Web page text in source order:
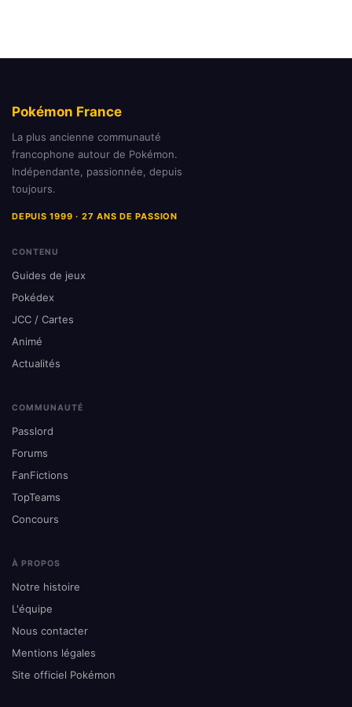
Pokémon France
La plus ancienne communauté
francophone autour de Pokémon.
Indépendante, passionnée, depuis
toujours.
DEPUIS 1999 · 27 ANS DE PASSION
CONTENU
Guides de jeux
Pokédex
JCC / Cartes
Animé
Actualités
COMMUNAUTÉ
Passlord
Forums
FanFictions
TopTeams
Concours
À PROPOS
Notre histoire
L'équipe
Nous contacter
Mentions légales
Site officiel Pokémon